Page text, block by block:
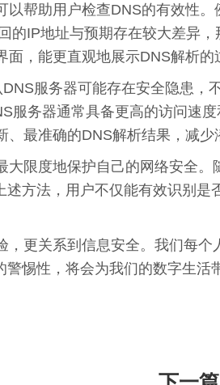
帮助用户检查DNS的有效性。
的IP地址与预期存在较大差异
，能更直观地展示DNS解析的
服务器可能存在安全隐患，
务器通常具备更高的访问速
最准确的DNS解析结果，减少
限度地保护自己的网络安全。
方法，用户不仅能有效识别是
更关系到信息安全。我们每个
惕性，将会为我们的数字生活